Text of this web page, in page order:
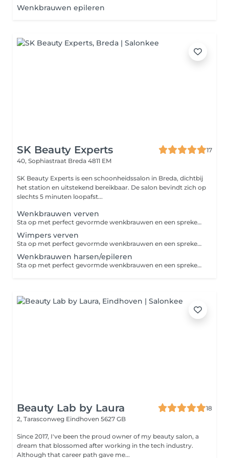
Wenkbrauwen epileren
SK Beauty Experts
17
40, Sophiastraat Breda 4811 EM
SK Beauty Experts is een schoonheidssalon in Breda, dichtbij
het station en uitstekend bereikbaar. De salon bevindt zich op
slechts 5 minuten loopafst...
Wenkbrauwen verven
Sta op met perfect gevormde wenkbrauwen en een sprekende blik. Door het verven van wenkbrauwen en wimpers lijken de haartjes voller en intenser van kleur, waardoor je ogen direct meer spreken. Met harsen of epileren brengen we je wenkbrauwen perfect in model, volledig afgestemd op jouw wensen en gezichtsvorm. Het resultaat? Een verzorgde, natuurlijke uitstraling die weken zichtbaar blijft, zelfs zonder mascara of wenkbrauwpotlood. Dat scheelt je elke ochtend kostbare tijd. Beperkingen: Niet geschikt bij actieve huidirritaties of wondjes rondom de wenkbrauwen of ogen Bij bekende allergieën voor verfstoffen vooraf melden Contactlenzen dienen tijdens de behandeling verwijderd te worden Bij recente oogoperaties eerst overleggen Twijfel? Neem vooraf contact met ons op Goed om te weten: Het resultaat blijft gemiddeld 3 tot 6 weken zichtbaar De behandeling is vrijwel pijnloos (lichte gevoeligheid bij harsen mogelijk) Kom bij voorkeur zonder oog- of wenkbrauwmake-up Vermijd 24 uur na de behandeling sauna, zon of intensieve reiniging rondom het behandelde gebied
Wimpers verven
Sta op met perfect gevormde wenkbrauwen en een sprekende blik. Door het verven van wenkbrauwen en wimpers lijken de haartjes voller en intenser van kleur, waardoor je ogen direct meer spreken. Met harsen of epileren brengen we je wenkbrauwen perfect in model, volledig afgestemd op jouw wensen en gezichtsvorm. Het resultaat? Een verzorgde, natuurlijke uitstraling die weken zichtbaar blijft, zelfs zonder mascara of wenkbrauwpotlood. Dat scheelt je elke ochtend kostbare tijd. Beperkingen: Niet geschikt bij actieve huidirritaties of wondjes rondom de wenkbrauwen of ogen Bij bekende allergieën voor verfstoffen vooraf melden Contactlenzen dienen tijdens de behandeling verwijderd te worden Bij recente oogoperaties eerst overleggen Twijfel? Neem vooraf contact met ons op Goed om te weten: Het resultaat blijft gemiddeld 3 tot 6 weken zichtbaar De behandeling is vrijwel pijnloos (lichte gevoeligheid bij harsen mogelijk) Kom bij voorkeur zonder oog- of wenkbrauwmake-up Vermijd 24 uur na de behandeling sauna, zon of intensieve reiniging rondom het behandelde gebied
Wenkbrauwen harsen/epileren
Sta op met perfect gevormde wenkbrauwen en een sprekende blik. Door het verven van wenkbrauwen en wimpers lijken de haartjes voller en intenser van kleur, waardoor je ogen direct meer spreken. Met harsen of epileren brengen we je wenkbrauwen perfect in model, volledig afgestemd op jouw wensen en gezichtsvorm. Het resultaat? Een verzorgde, natuurlijke uitstraling die weken zichtbaar blijft, zelfs zonder mascara of wenkbrauwpotlood. Dat scheelt je elke ochtend kostbare tijd. Beperkingen: Niet geschikt bij actieve huidirritaties of wondjes rondom de wenkbrauwen of ogen Bij bekende allergieën voor verfstoffen vooraf melden Contactlenzen dienen tijdens de behandeling verwijderd te worden Bij recente oogoperaties eerst overleggen Twijfel? Neem vooraf contact met ons op Goed om te weten: Het resultaat blijft gemiddeld 3 tot 6 weken zichtbaar De behandeling is vrijwel pijnloos (lichte gevoeligheid bij harsen mogelijk) Kom bij voorkeur zonder oog- of wenkbrauwmake-up Vermijd 24 uur na de behandeling sauna, zon of intensieve reiniging rondom het behandelde gebied
Beauty Lab by Laura
18
2, Tarasconweg Eindhoven 5627 GB
Since 2017, I've been the proud owner of my beauty salon, a
dream that blossomed after working in the tech industry.
Although that career path gave me...